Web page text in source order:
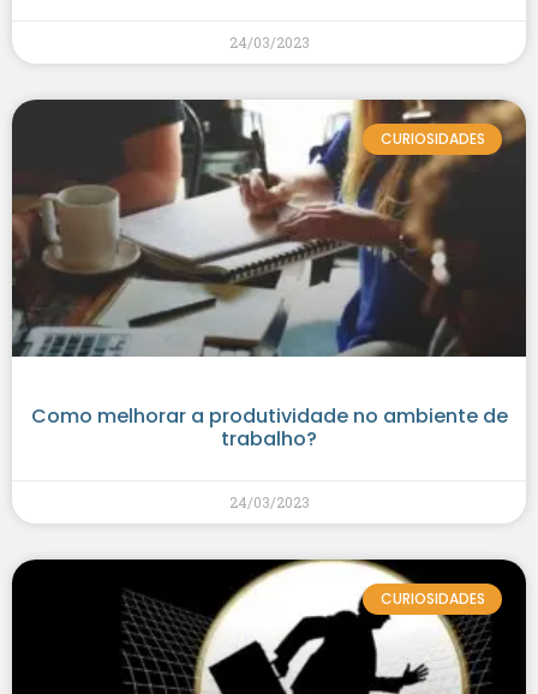
24/03/2023
CURIOSIDADES
Como melhorar a produtividade no ambiente de
trabalho?
24/03/2023
CURIOSIDADES